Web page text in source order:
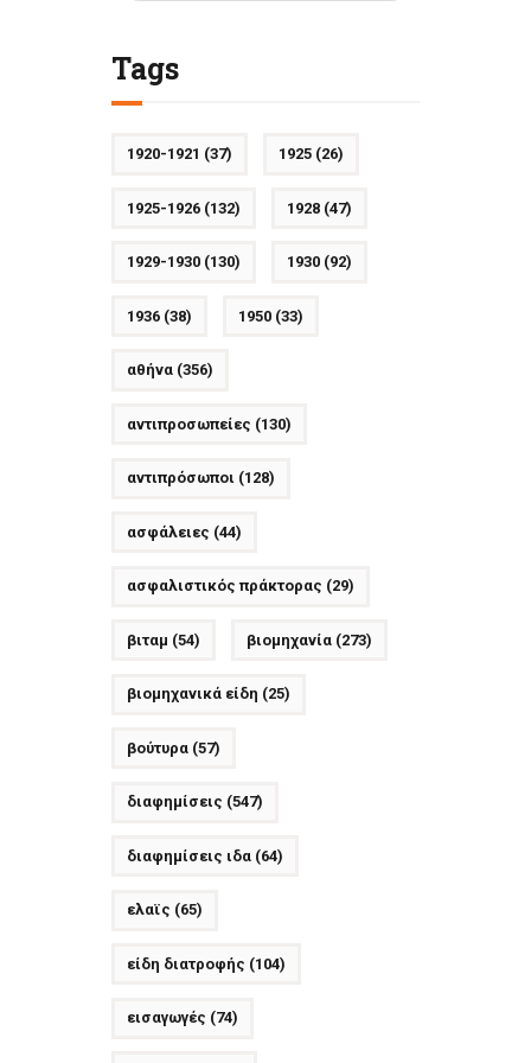
Tags
1920-1921 (37) 1925(26)
1925-1926(132) 1928(47)
1929-1930(130) 1930(92)
1936(38) 1950(33)
αθήνα(356)
αντιπροσωπείες (130)
αντιπρόσωποι (128)
ασφάλειες (44)
ασφαλιστικός πράκτορας (29)
βιταμ (54) βιομηχανία(273)
βιομηχανικά είδη (25)
βούτυρα(57)
διαφημίσεις (547)
διαφημίσεις ιδα(64)
ελαϊς (65)
είδη διατροφής (104)
εισαγωγές (74)